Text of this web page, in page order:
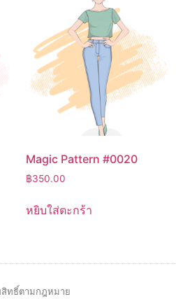
Magic Pattern #0020
฿350.00
หยิบใส่ตะกร้า
สิทธิ์ตามกฎหมาย